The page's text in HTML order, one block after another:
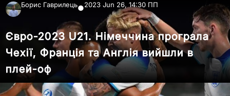
Борис Гаврилець●2023 Jun 26, 14:30 ПП
Євро-2023 U21. Німеччина програла
Чехії, Франція та Англія вийшли в
плей-оф